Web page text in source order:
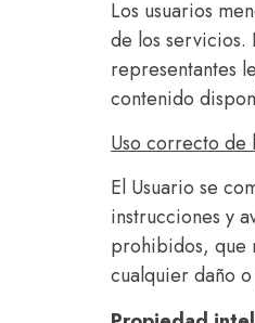
Los usuarios
de los servicios.
representantes
contenido
Uso correcto de
El Usuario se
instrucciones y
prohibidos, que
cualquier daño